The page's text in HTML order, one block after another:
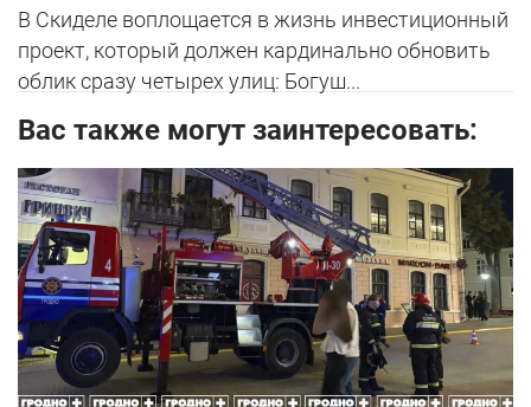
В Скиделе воплощается в жизнь инвестиционный
проект, который должен кардинально обновить
облик сразу четырех улиц: Богуш...
Вас также могут заинтересовать: